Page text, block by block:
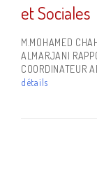
et Sociales
M.MOHAMED
ALMARJANI
COORDINATEUR
détails